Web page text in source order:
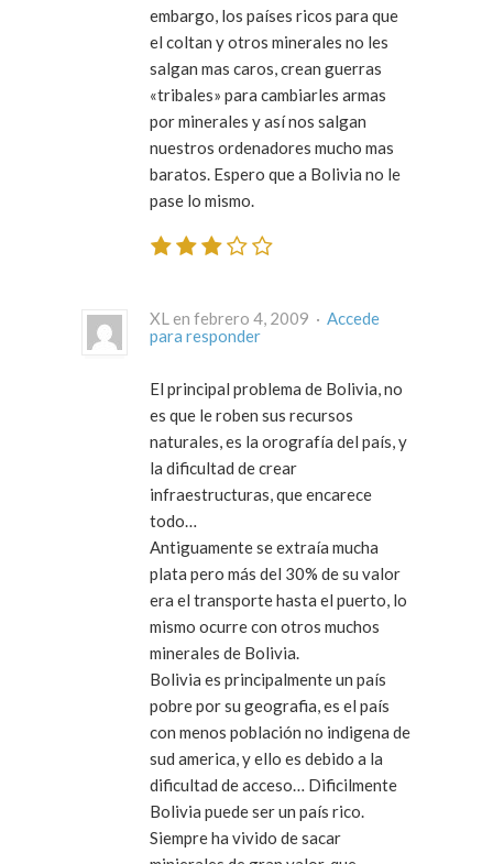
embargo, los países ricos para que
el coltan y otros minerales no les
salgan mas caros, crean guerras
«tribales» para cambiarles armas
por minerales y así nos salgan
nuestros ordenadores mucho mas
baratos. Espero que a Bolivia no le
pase lo mismo.
XL en febrero 4, 2009 · Accede
para responder
El principal problema de Bolivia, no
es que le roben sus recursos
naturales, es la orografía del país, y
la dificultad de crear
infraestructuras, que encarece
todo…
Antiguamente se extraía mucha
plata pero más del 30% de su valor
era el transporte hasta el puerto, lo
mismo ocurre con otros muchos
minerales de Bolivia.
Bolivia es principalmente un país
pobre por su geografia, es el país
con menos población no indigena de
sud america, y ello es debido a la
dificultad de acceso… Dificilmente
Bolivia puede ser un país rico.
Siempre ha vivido de sacar